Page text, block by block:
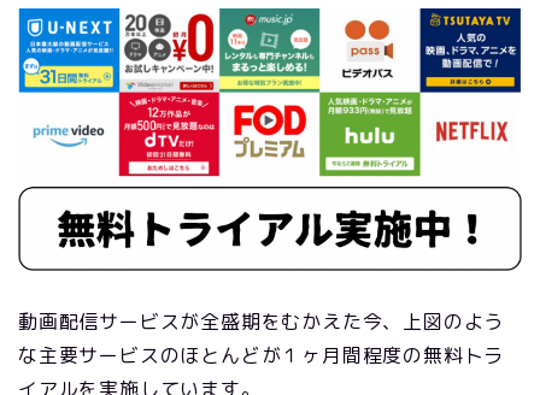
動画配信サービスが全盛期をむかえた今、上図のよう
な主要サービスのほとんどが１ヶ月間程度の無料トラ
イアルを実施しています。